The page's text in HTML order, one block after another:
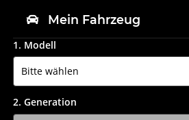
Mein Fahrzeug
1. Modell
2. Generation